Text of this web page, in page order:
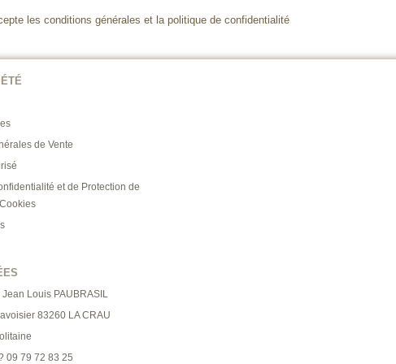
les conditions générales et la politique de confidentialité
de Vente
et de Protection de
Louis PAUBRASIL
83260 LA CRAU
09 79 72 83 25